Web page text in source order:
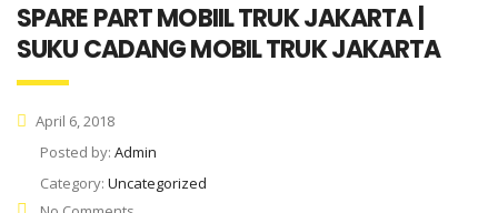
SPARE PART MOBIIL TRUK JAKARTA |
SUKU CADANG MOBIL TRUK JAKARTA
April 6, 2018
Posted by: Admin
Category: Uncategorized